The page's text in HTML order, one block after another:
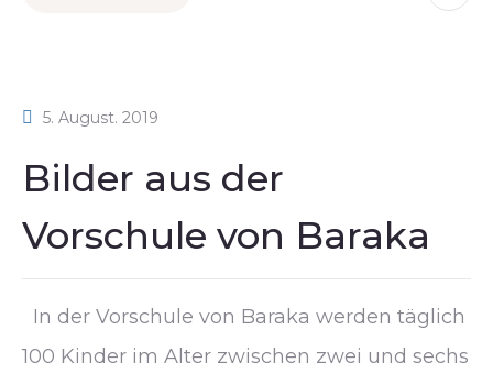
5. August. 2019
Bilder aus der
Vorschule von Baraka
In der Vorschule von Baraka werden täglich
100 Kinder im Alter zwischen zwei und sechs